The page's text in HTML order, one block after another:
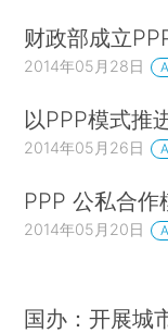
财政部成立
2014年05月28日
以PPP模式推
2014年05月26日
PPP 公私合作
2014年05月20日
国办：开展城